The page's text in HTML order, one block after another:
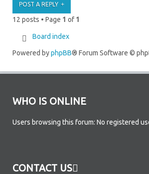
POST A REPLY
12 posts • Page 1 of 1
Board index
Powered byphpBB® Forum Software ©
WHO IS ONLINE
Users browsing this forum: No registered
CONTACT US